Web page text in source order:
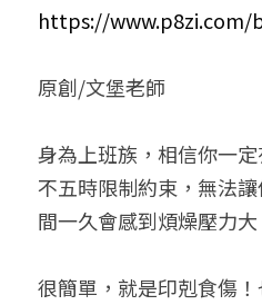
五行計算初階班
五行計算高階班
團隊訓練營
輕鬆學會科學八字推理
FB粉絲頁
五行八字線上班
https://www.p8zi.com/
原創/文堡老師
身為上班族，相信你一
不五時限制約束，無法
間一久會感到煩燥壓力
很簡單，就是印剋食傷